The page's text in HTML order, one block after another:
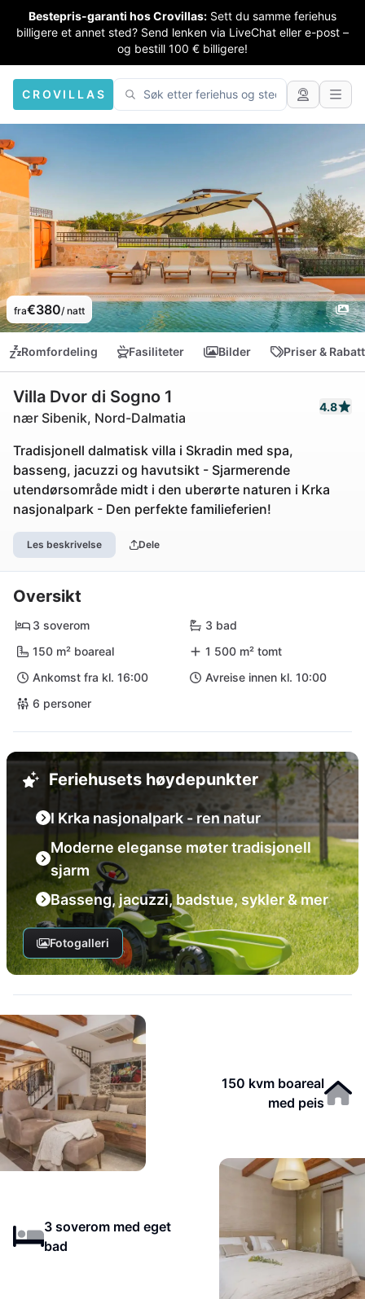
Bestepris-garanti hos Crovillas: Sett du samme feriehus
billigere et annet sted? Send lenken via LiveChat eller e-post –
og bestill 100 € billigere!
CROVILLAS
fra€380/ natt
Romfordeling Fasiliteter Bilder Priser &
Villa Dvor di Sogno 1
nær Sibenik, Nord-Dalmatia
4.8
Tradisjonell dalmatisk villa i Skradin med spa,
basseng, jacuzzi og havutsikt - Sjarmerende
utendørsområde midt i den uberørte naturen i Krka
nasjonalpark - Den perfekte familieferien!
Les beskrivelse Dele
Oversikt
3 soverom
3 bad
150 m² boareal
1 500 m² tomt
Ankomst fra kl. 16:00
Avreise innen kl. 10:00
6 personer
Feriehusets høydepunkter
I Krka nasjonalpark - ren natur
Moderne eleganse møter tradisjonell
sjarm
Basseng, jacuzzi, badstue, sykler & mer
Fotogalleri
150 kvm boareal
med peis
3 soverom med eget
bad